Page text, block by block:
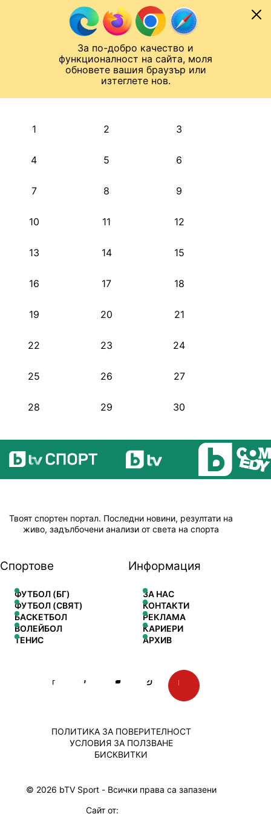
За по-добро качество и
функционалност на сайта, моля
обновете вашия браузър или
изтеглете нов.
Към съдържанието
Лига на Конференциите
1 2 3
4 5 6
7 8 9
10 11 12
13 14 15
16 17 18
19 20 21
22 23 24
25 26 27
28 29 30
Твоят спортен портал. Последни новини, резултати на
живо, задълбочени анализи от света на спорта
Спортове
ФУТБОЛ (БГ)
ФУТБОЛ (СВЯТ)
БАСКЕТБОЛ
ВОЛЕЙБОЛ
ТЕНИС
Информация
ЗА НАС
КОНТАКТИ
РЕКЛАМА
КАРИЕРИ
АРХИВ
© 2026 bTV Sport - Всички права са запазени
ПОЛИТИКА ЗА ПОВЕРИТЕЛНОСТ
УСЛОВИЯ ЗА ПОЛЗВАНЕ
БИСКВИТКИ
Сайт от: